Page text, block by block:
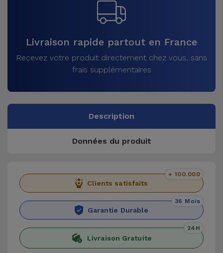
Livraison rapide partout en France
Recevez votre produit directement chez vous, sans
frais supplémentaires
Description
Données du produit
Clients satisfaits
+ 100.000
Garantie Durable
36 Mois
Livraison Gratuite
24H